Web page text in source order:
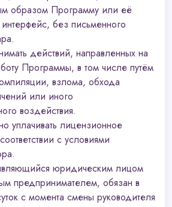
образом Программу или её
без письменного
действий, направленных на
Программы, в том числе путём
взлома, обхода
или иного
воздействия.
уплачивать лицензионное
с условиями
юридическим лицом
предпринимателем, обязан в
с момента смены руководителя